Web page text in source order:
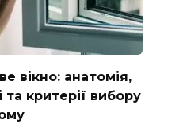
вікно: анатомія,
критерії вибору